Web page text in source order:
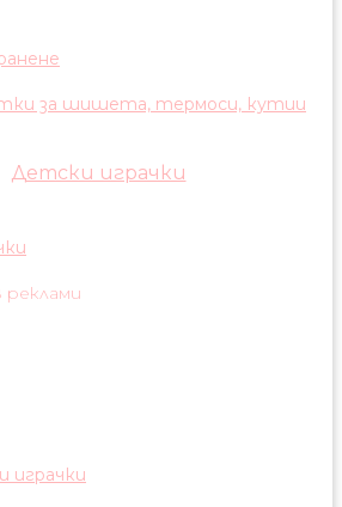
за шишета, термоси, кутии
Детски играчки
играчки